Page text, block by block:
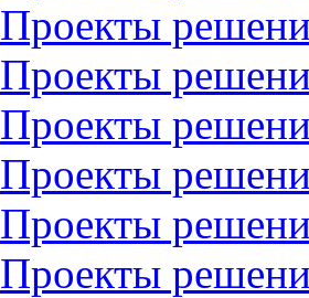
Проекты
Проекты
Проекты
Проекты
Проекты
Проекты